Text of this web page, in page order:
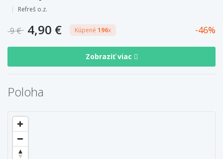
Refreš o.z.
9 € 4,90 € Kúpené 196x 46
Zobraziť viac
Poloha